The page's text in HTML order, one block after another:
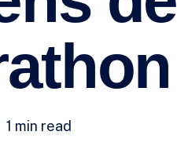
1 min read